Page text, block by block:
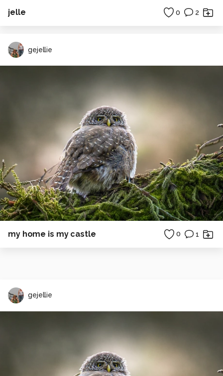
jelle 0 2
gejellie
my home is my castle 0 1
gejellie